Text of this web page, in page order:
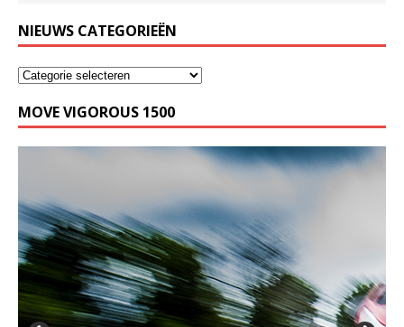
NIEUWS CATEGORIEËN
MOVE VIGOROUS 1500